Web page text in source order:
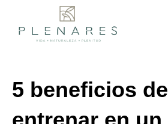
contenido
5 beneficios de